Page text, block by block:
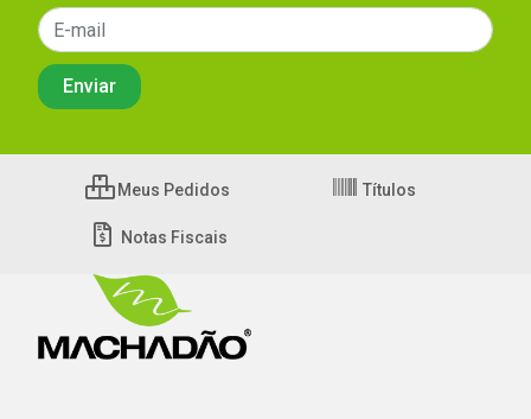
Meus Pedidos Títulos
Notas Fiscais